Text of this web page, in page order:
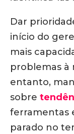
Dar
início do
mais
problemas à
entanto,
sobre
ferramentas
parado no